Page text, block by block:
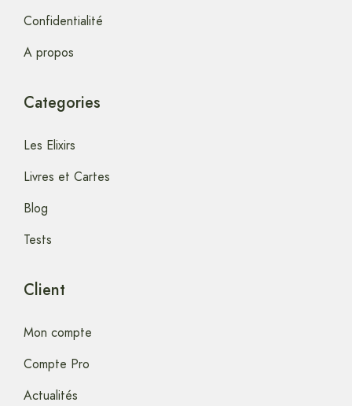
Confidentialité
A propos
Categories
Les Elixirs
Livres et Cartes
Blog
Tests
Client
Mon compte
Compte Pro
Actualités